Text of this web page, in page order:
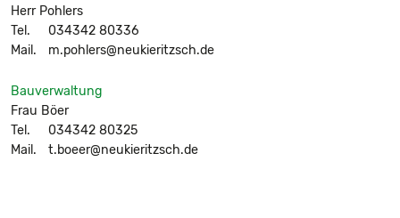
Herr Pohlers
Tel.
034342 80336
Mail.
m.pohlers@neukieritzsch.de
Bauverwaltung
Frau Böer
Tel.
034342 80325
Mail.
t.boeer@neukieritzsch.de